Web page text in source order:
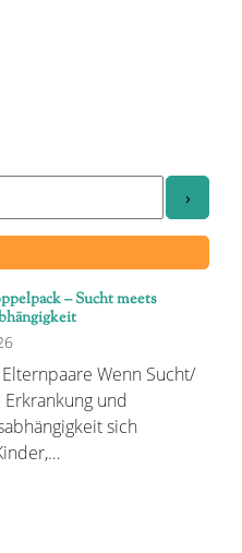
– Sucht meets
Wenn Sucht/
und
sich